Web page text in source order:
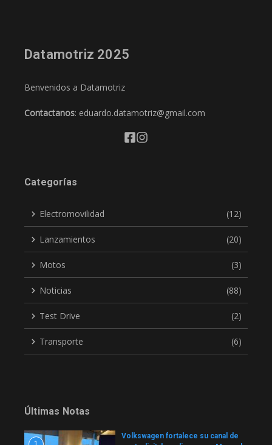
Datamotriz 2025
Benvenidos a Datamotriz
Contactanos: eduardo.datamotriz@gmail.com
Categorías
Electromovilidad (12)
Lanzamientos (20)
Motos (3)
Noticias (88)
Test Drive (2)
Transporte (6)
Últimas Notas
Volkswagen fortalece su canal de